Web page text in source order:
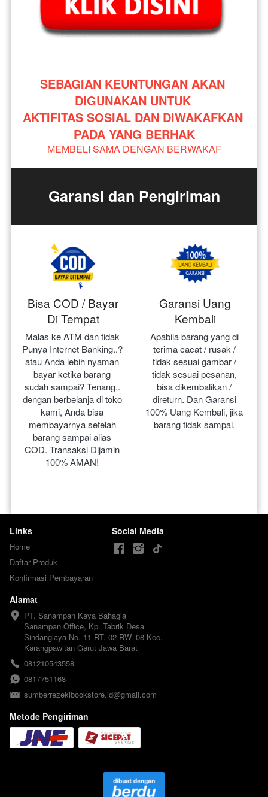
SEBAGIAN KEUNTUNGAN AKAN
DIGUNAKAN UNTUK
AKTIFITAS SOSIAL DAN DIWAKAFKAN
PADA YANG BERHAK
MEMBELI SAMA DENGAN BERWAKAF
Garansi dan Pengiriman
Bisa COD / Bayar
Di Tempat
Malas ke ATM dan tidak
Punya Internet Banking..?
atau Anda lebih nyaman
bayar ketika barang
sudah sampai? Tenang..
dengan berbelanja di toko
kami, Anda bisa
membayarnya setelah
barang sampai alias
COD. Transaksi Dijamin
100% AMAN!
Garansi Uang
Kembali
Apabila barang yang di
terima cacat / rusak /
tidak sesuai gambar /
tidak sesuai pesanan,
bisa dikembalikan /
direturn. Dan Garansi
100% Uang Kembali, jika
barang tidak sampai.
Links
Home
Daftar Produk
Konfirmasi Pembayaran
Social Media
Alamat
PT. Sanampan Kaya Bahagia
Sanampan Office, Kp. Tabrik Desa
Sindanglaya No. 11 RT. 02 RW. 08 Kec.
Karangpawitan Garut Jawa Barat
081210543558
0817751168
sumberrezekibookstore.id@gmail.com
Metode Pengiriman